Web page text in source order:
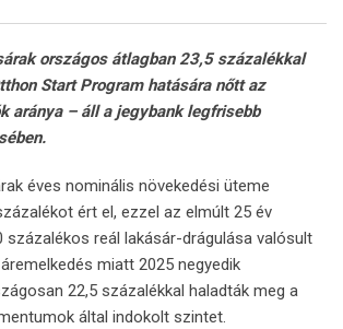
országos átlagban 23,5 százalékkal
Start Program hatására nőtt az
aránya – áll a jegybank legfrisebb
éves nominális növekedési üteme
ért el, ezzel az elmúlt 25 év
százalékos reál lakásár-drágulása valósult
miatt 2025 negyedik
22,5 százalékkal haladták meg a
által indokolt szintet.